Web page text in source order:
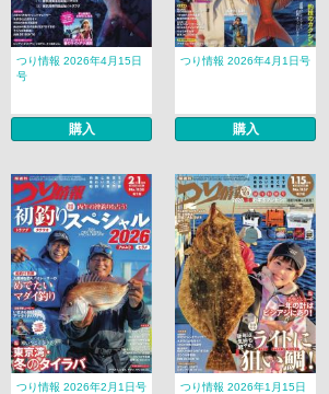
つり情報 2026年4月15日
号
購入
つり情報 2026年4月1日号
購入
つり情報 2026年2月1日号
つり情報 2026年1月15日